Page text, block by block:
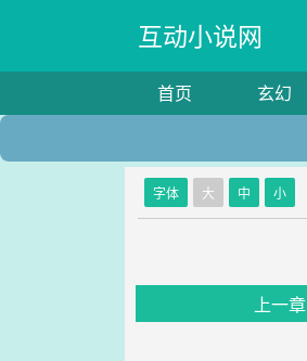
互动小说网
首页 玄幻
字体 大 中 小
上一章